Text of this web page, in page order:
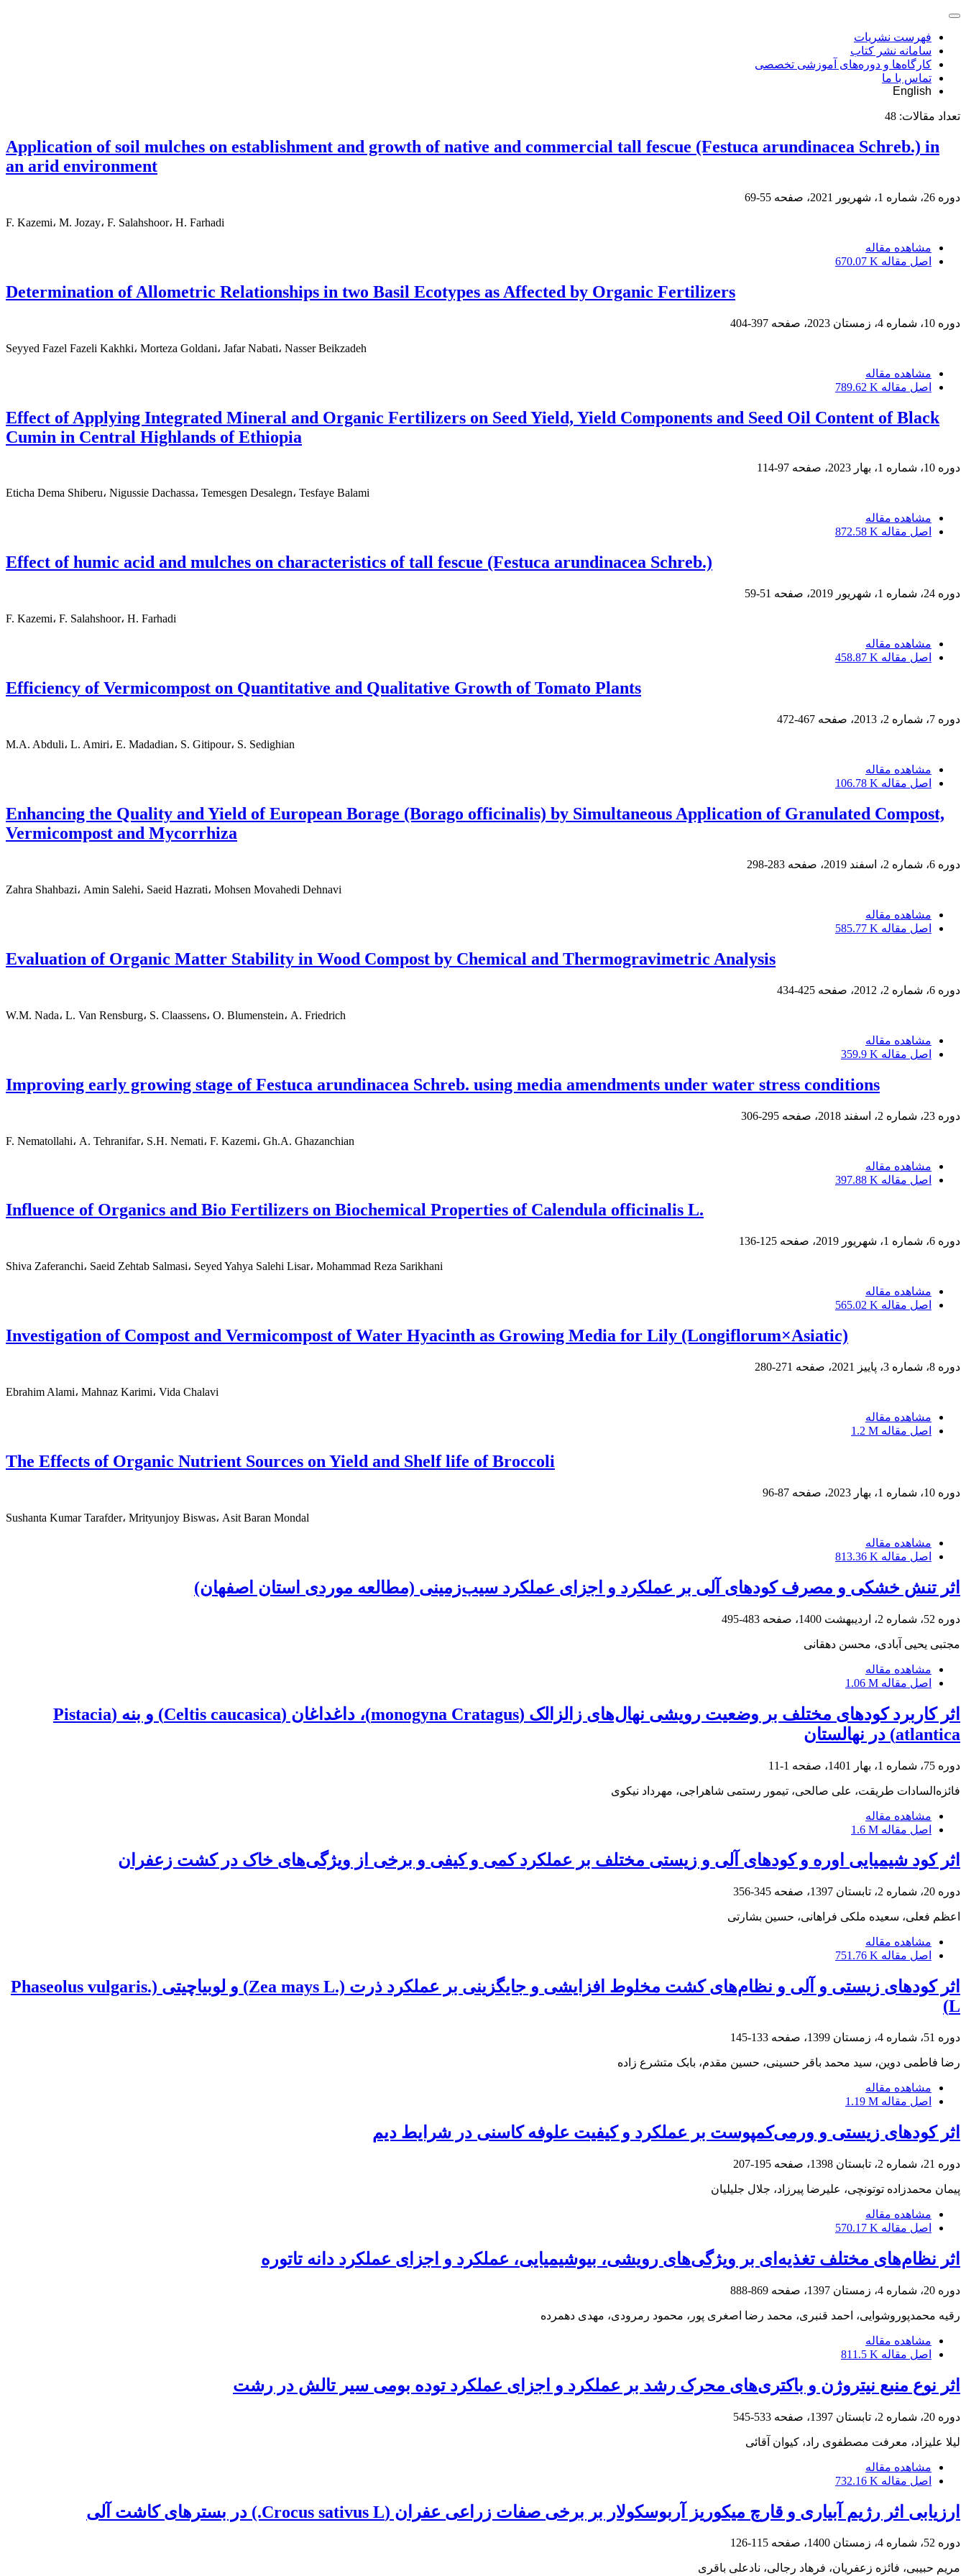
فهرست نشریات
سامانه نشر کتاب
کارگاه‌ها و دوره‌های آموزشی تخصصی
تماس با ما
English
تعداد مقالات: 48
Application of soil mulches on establishment and growth of native and commercial tall fescue (Festuca arundinacea Schreb.) in
an arid environment
دوره 26، شماره 1، شهریور 2021، صفحه 55-69
F. Kazemi، M. Jozay، F. Salahshoor، H. Farhadi
مشاهده مقاله
اصل مقاله 670.07 K
Determination of Allometric Relationships in two Basil Ecotypes as Affected by Organic Fertilizers
دوره 10، شماره 4، زمستان 2023، صفحه 397-404
Seyyed Fazel Fazeli Kakhki، Morteza Goldani، Jafar Nabati، Nasser Beikzadeh
مشاهده مقاله
اصل مقاله 789.62 K
Effect of Applying Integrated Mineral and Organic Fertilizers on Seed Yield, Yield Components and Seed Oil Content of Black
Cumin in Central Highlands of Ethiopia
دوره 10، شماره 1، بهار 2023، صفحه 97-114
Eticha Dema Shiberu، Nigussie Dachassa، Temesgen Desalegn، Tesfaye Balami
مشاهده مقاله
اصل مقاله 872.58 K
Effect of humic acid and mulches on characteristics of tall fescue (Festuca arundinacea Schreb.)
دوره 24، شماره 1، شهریور 2019، صفحه 51-59
F. Kazemi، F. Salahshoor، H. Farhadi
مشاهده مقاله
اصل مقاله 458.87 K
Efficiency of Vermicompost on Quantitative and Qualitative Growth of Tomato Plants
دوره 7، شماره 2، 2013، صفحه 467-472
M.A. Abduli، L. Amiri، E. Madadian، S. Gitipour، S. Sedighian
مشاهده مقاله
اصل مقاله 106.78 K
Enhancing the Quality and Yield of European Borage (Borago officinalis) by Simultaneous Application of Granulated Compost,
Vermicompost and Mycorrhiza
دوره 6، شماره 2، اسفند 2019، صفحه 283-298
Zahra Shahbazi، Amin Salehi، Saeid Hazrati، Mohsen Movahedi Dehnavi
مشاهده مقاله
اصل مقاله 585.77 K
Evaluation of Organic Matter Stability in Wood Compost by Chemical and Thermogravimetric Analysis
دوره 6، شماره 2، 2012، صفحه 425-434
W.M. Nada، L. Van Rensburg، S. Claassens، O. Blumenstein، A. Friedrich
مشاهده مقاله
اصل مقاله 359.9 K
Improving early growing stage of Festuca arundinacea Schreb. using media amendments under water stress conditions
دوره 23، شماره 2، اسفند 2018، صفحه 295-306
F. Nematollahi، A. Tehranifar، S.H. Nemati، F. Kazemi، Gh.A. Ghazanchian
مشاهده مقاله
اصل مقاله 397.88 K
Influence of Organics and Bio Fertilizers on Biochemical Properties of Calendula officinalis L.
دوره 6، شماره 1، شهریور 2019، صفحه 125-136
Shiva Zaferanchi، Saeid Zehtab Salmasi، Seyed Yahya Salehi Lisar، Mohammad Reza Sarikhani
مشاهده مقاله
اصل مقاله 565.02 K
Investigation of Compost and Vermicompost of Water Hyacinth as Growing Media for Lily (Longiflorum×Asiatic)
دوره 8، شماره 3، پاییز 2021، صفحه 271-280
Ebrahim Alami، Mahnaz Karimi، Vida Chalavi
مشاهده مقاله
اصل مقاله 1.2 M
The Effects of Organic Nutrient Sources on Yield and Shelf life of Broccoli
دوره 10، شماره 1، بهار 2023، صفحه 87-96
Sushanta Kumar Tarafder، Mrityunjoy Biswas، Asit Baran Mondal
مشاهده مقاله
اصل مقاله 813.36 K
اثر تنش خشکی و مصرف کودهای آلی بر عملکرد و اجزای عملکرد سیب‌زمینی (مطالعه موردی استان اصفهان)
دوره 52، شماره 2، اردیبهشت 1400، صفحه 483-495
مجتبی یحیی آبادی، محسن دهقانی
مشاهده مقاله
اصل مقاله 1.06 M
اثر کاربرد کودهای مختلف بر وضعیت رویشی نهال‌های زالزالک (monogyna Cratagus)، داغداغان (Celtis caucasica) و بنه (Pistacia
atlantica) در نهالستان
دوره 75، شماره 1، بهار 1401، صفحه 1-11
فائزه‌السادات طریقت، علی صالحی، تیمور رستمی شاهراجی، مهرداد نیکوی
مشاهده مقاله
اصل مقاله 1.6 M
اثر کود شیمیایی اوره و کودهای آلی و زیستی مختلف بر عملکرد کمی و کیفی و برخی از ویژگی‌های خاک در کشت زعفران
دوره 20، شماره 2، تابستان 1397، صفحه 345-356
اعظم فعلی، سعیده ملکی فراهانی، حسین بشارتی
مشاهده مقاله
اصل مقاله 751.76 K
اثر کودهای زیستی و آلی و نظام‌های کشت مخلوط افزایشی و جایگزینی بر عملکرد ذرت (.Zea mays L) و لوبیاچیتی (.Phaseolus vulgaris
L)
دوره 51، شماره 4، زمستان 1399، صفحه 133-145
رضا فاطمی دوین، سید محمد باقر حسینی، حسین مقدم، بابک متشرع زاده
مشاهده مقاله
اصل مقاله 1.19 M
اثر کودهای زیستی و ورمی‌کمپوست بر عملکرد و کیفیت علوفه کاسنی در شرایط دیم
دوره 21، شماره 2، تابستان 1398، صفحه 195-207
پیمان محمدزاده توتونچی، علیرضا پیرزاد، جلال جلیلیان
مشاهده مقاله
اصل مقاله 570.17 K
اثر نظام‌های مختلف تغذیه‌ای بر ویژگی‌های رویشی، بیوشیمیایی، عملکرد و اجزای عملکرد دانه تاتوره
دوره 20، شماره 4، زمستان 1397، صفحه 869-888
رقیه محمدپوروشوایی، احمد قنبری، محمد رضا اصغری پور، محمود رمرودی، مهدی دهمرده
مشاهده مقاله
اصل مقاله 811.5 K
اثر نوع منبع نیتروژن و باکتری‌های محرک رشد بر عملکرد و اجزای عملکرد توده بومی سیر تالش در رشت
دوره 20، شماره 2، تابستان 1397، صفحه 533-545
لیلا علیزاد، معرفت مصطفوی راد، کیوان آقائی
مشاهده مقاله
اصل مقاله 732.16 K
ارزیابی اثر رژیم آبیاری و قارچ میکوریز آربوسکولار بر برخی صفات زراعی عفران (Crocus sativus L.) در بسترهای کاشت آلی
دوره 52، شماره 4، زمستان 1400، صفحه 115-126
مریم حبیبی، فائزه زعفریان، فرهاد رجالی، نادعلی باقری